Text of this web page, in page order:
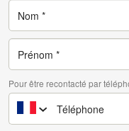
Pour être recontacté par